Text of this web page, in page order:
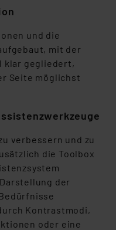
eingestuft wird. So
ohne dass
Europäer bestehen.
stützt
der
Daten,
und die
mit der
klar gegliedert,
Seite möglichst
verbessern und zu
die Toolbox
der
Kontrastmodi,
oder eine